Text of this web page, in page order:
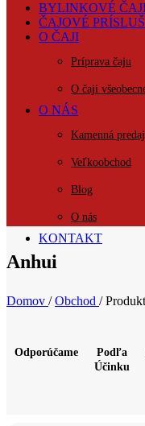
BYLINKOVÉ
ČAJOVÉ
O ČAJI
Príprava čaju
O čaji
O NÁS
Kamenná
Veľkoobchod
Blog
O nás
KONTAKT
Anhui
Domov / Obchod /
Odporúčame
Podľa
Účinku